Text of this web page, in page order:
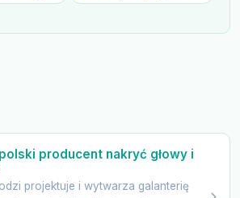
producent nakryć głowy i
projektuje i wytwarza galanterię